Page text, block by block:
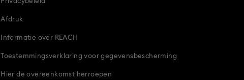
Privacybeleid
Afdruk
Informatie over REACH
Toestemmingsverklaring voor gegevensbescherming
Hier de overeenkomst herroepen